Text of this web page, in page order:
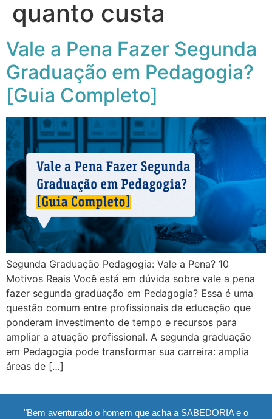
quanto custa
Vale a Pena Fazer Segunda
Graduação em Pedagogia?
[Guia Completo]
Segunda Graduação Pedagogia: Vale a Pena? 10
Motivos Reais Você está em dúvida sobre vale a pena
fazer segunda graduação em Pedagogia? Essa é uma
questão comum entre profissionais da educação que
ponderam investimento de tempo e recursos para
ampliar a atuação profissional. A segunda graduação
em Pedagogia pode transformar sua carreira: amplia
áreas de […]
"Bem aventurado o homem que acha a SABEDORIA e o